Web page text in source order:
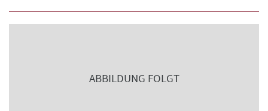
ABBILDUNG FOLGT